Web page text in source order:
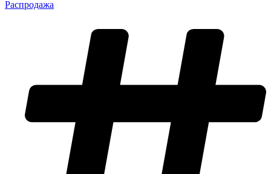
Распродажа